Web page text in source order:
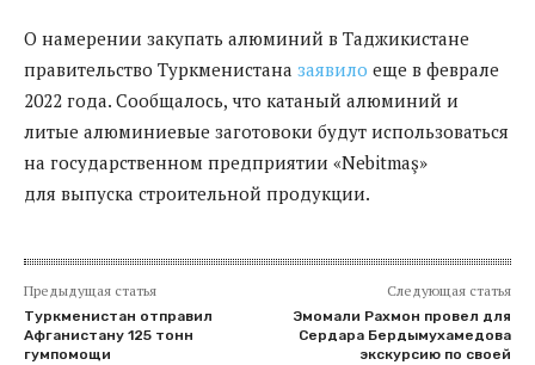
О намерении закупать алюминий в Таджикистане
правительство Туркменистана заявило еще в феврале
2022 года. Сообщалось, что катаный алюминий и
литые алюминиевые заготовоки будут использоваться
на государственном предприятии «Nebitmaş»
для выпуска строительной продукции.
Предыдущая статья
Туркменистан отправил
Афганистану 125 тонн
гумпомощи
Следующая статья
Эмомали Рахмон провел для
Сердара Бердымухамедова
экскурсию по своей